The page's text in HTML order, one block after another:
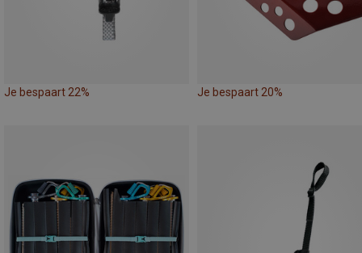
Je bespaart 22% Je bespaart 20%